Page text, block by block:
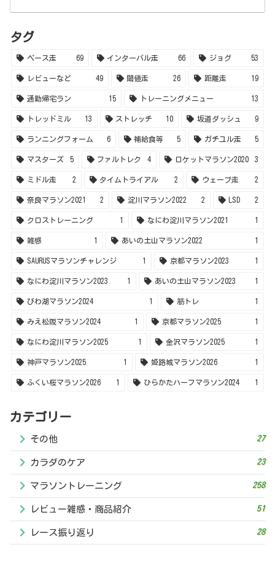
タグ
ペース走 69 インターバル走 66 ジョグ 53
レビューなど 49 閾値走 26 距離走 19
通勤帰宅ラン 15 トレーニングメニュー 13
トレッドミル 13 ストレッチ 10 坂道ダッシュ 9
ランニングフォーム 6 補給食等 5 ガチユル走 5
マスターズ 5 ファルトレク 4 ロケットマラソン2020 3
ミドル走 2 タイムトライアル 2 ウェーブ走 2
奈良マラソン2021 2 淀川マラソン2022 2 LSD 2
クロストレーニング 1 なにわ淀川マラソン2021 1
雑感 1 あいの土山マラソン2022 1
SAURUSマラソンチャレンジ 1 京都マラソン2023 1
なにわ淀川マラソン2023 1 あいの土山マラソン2023 1
びわ湖マラソン2024 1 筋トレ 1
みえ松阪マラソン2024 1 京都マラソン2025 1
なにわ淀川マラソン2025 1 金沢マラソン2025 1
神戸マラソン2025 1 姫路城マラソン2026 1
ふくい桜マラソン2026 1 ひらかたハーフマラソン2024 1
カテゴリー
その他 27
カラダのケア 23
マラソントレーニング 258
レビュー雑感・商品紹介 51
レース振り返り 28